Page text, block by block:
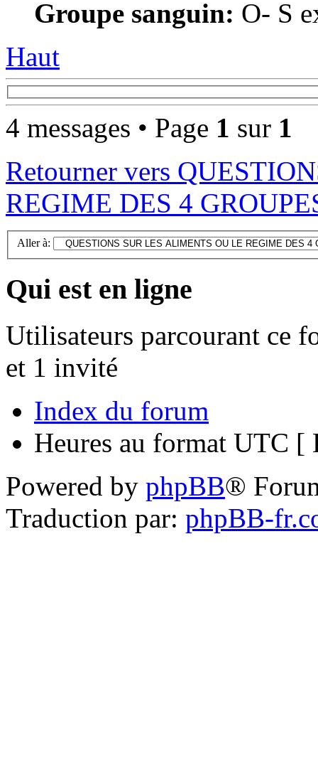
Groupe sanguin: O- S
Haut
4 messages • Page 1 sur 1
Retourner vers
REGIME DES 4
Aller à:
Qui est en ligne
Utilisateurs parcourant ce
et 1 invité
Index du forum
Heures au format UTC [
Powered by phpBB®
Traduction par: phpBB-